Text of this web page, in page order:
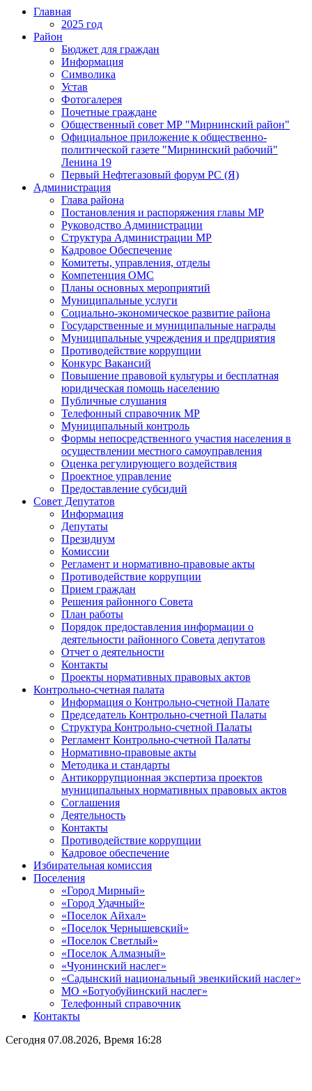
Главная
2025 год
Район
Бюджет для граждан
Информация
Символика
Устав
Фотогалерея
Почетные граждане
Общественный совет МР "Мирнинский район"
Официальное приложение к общественно-
политической газете "Мирнинский рабочий"
Ленина 19
Первый Нефтегазовый форум РС (Я)
Администрация
Глава района
Постановления и распоряжения главы МР
Руководство Администрации
Структура Администрации МР
Кадровое Обеспечение
Комитеты, управления, отделы
Компетенция ОМС
Планы основных мероприятий
Муниципальные услуги
Социально-экономическое развитие района
Государственные и муниципальные награды
Муниципальные учреждения и предприятия
Противодействие коррупции
Конкурс Вакансий
Повышение правовой культуры и бесплатная
юридическая помощь населению
Публичные слушания
Телефонный справочник МР
Муниципальный контроль
Формы непосредственного участия населения в
осуществлении местного самоуправления
Оценка регулирующего воздействия
Проектное управление
Предоставление субсидий
Совет Депутатов
Информация
Депутаты
Президиум
Комиссии
Регламент и нормативно-правовые акты
Противодействие коррупции
Прием граждан
Решения районного Совета
План работы
Порядок предоставления информации о
деятельности районного Совета депутатов
Отчет о деятельности
Контакты
Проекты нормативных правовых актов
Контрольно-счетная палата
Информация о Контрольно-счетной Палате
Председатель Контрольно-счетной Палаты
Структура Контрольно-счетной Палаты
Регламент Контрольно-счетной Палаты
Нормативно-правовые акты
Методика и стандарты
Антикоррупционная экспертиза проектов
муниципальных нормативных правовых актов
Соглашения
Деятельность
Контакты
Противодействие коррупции
Кадровое обеспечение
Избирательная комиссия
Поселения
«Город Мирный»
«Город Удачный»
«Поселок Айхал»
«Поселок Чернышевский»
«Поселок Светлый»
«Поселок Алмазный»
«Чуонинский наслег»
«Садынский национальный эвенкийский наслег»
МО «Ботуобуйинский наслег»
Телефонный справочник
Контакты
Сегодня 07.08.2026, Время 16:28